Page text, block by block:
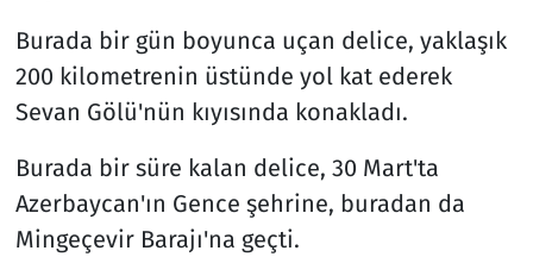
Burada bir gün boyunca uçan delice, yaklaşık
200 kilometrenin üstünde yol kat ederek
Sevan Gölü'nün kıyısında konakladı.
Burada bir süre kalan delice, 30 Mart'ta
Azerbaycan'ın Gence şehrine, buradan da
Mingeçevir Barajı'na geçti.